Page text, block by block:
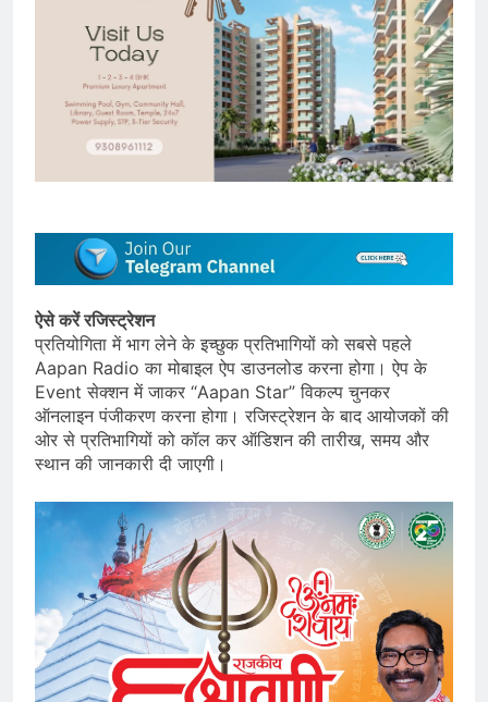
ऐसे करें रजिस्ट्रेशन
प्रतियोगिता में भाग लेने के इच्छुक प्रतिभागियों को सबसे पहले
Aapan Radio का मोबाइल ऐप डाउनलोड करना होगा। ऐप के
Event सेक्शन में जाकर “Aapan Star” विकल्प चुनकर
ऑनलाइन पंजीकरण करना होगा। रजिस्ट्रेशन के बाद आयोजकों की
ओर से प्रतिभागियों को कॉल कर ऑडिशन की तारीख, समय और
स्थान की जानकारी दी जाएगी।